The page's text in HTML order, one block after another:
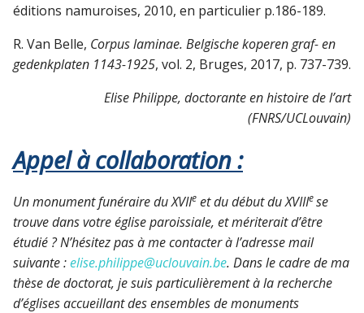
éditions namuroises, 2010, en particulier p.186-189.
R. Van Belle, Corpus laminae. Belgische koperen graf- en
gedenkplaten 1143-1925, vol. 2, Bruges, 2017, p. 737-739.
Elise Philippe, doctorante en histoire de l’art
(FNRS/UCLouvain)
Appel à collaboration :
Un monument funéraire du XVIIe et du début du XVIIIese
trouve dans votre église paroissiale, et mériterait d’être
étudié ? N’hésitez pas à me contacter à l’adresse mail
suivante :elise.philippe@uclouvain.be. Dans le cadre de ma
thèse de doctorat, je suis particulièrement à la recherche
d’églises accueillant des ensembles de monuments